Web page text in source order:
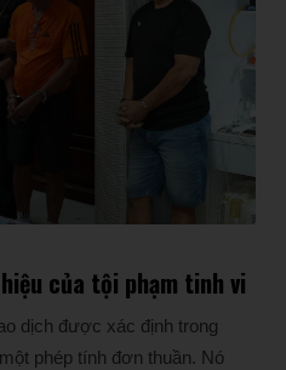
hiệu của tội phạm tinh vi
dịch được xác định trong
phép tính đơn thuần. Nó